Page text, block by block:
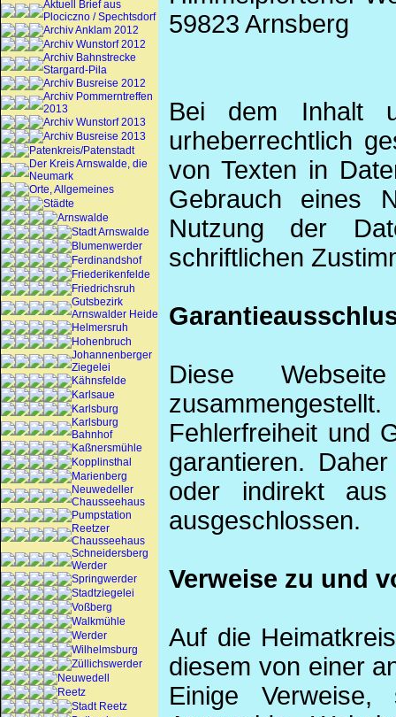
Aktuell Brief aus
Plociczno / Spechtsdorf
Archiv Anklam 2012
Archiv Wunstorf 2012
Archiv Bahnstrecke
Stargard-Pila
Archiv Busreise 2012
Archiv Pommerntreffen
2013
Archiv Wunstorf 2013
Archiv Busreise 2013
Patenkreis/Patenstadt
Der Kreis Arnswalde, die
Neumark
Orte, Allgemeines
Städte
Arnswalde
Stadt Arnswalde
Blumenwerder
Ferdinandshof
Friederikenfelde
Friedrichsruh
Gutsbezirk
Arnswalder Heide
Helmersruh
Hohenbruch
Johannenberger
Ziegelei
Kähnsfelde
Karlsaue
Karlsburg
Karlsburg
Bahnhof
Kaßnersmühle
Kopplinsthal
Marienberg
Neuwedeller
Chausseehaus
Pumpstation
Reetzer
Chausseehaus
Schneidersberg
Werder
Springwerder
Stadtziegelei
Voßberg
Walkmühle
Werder
Wilhelmsburg
Züllichswerder
Neuwedell
Reetz
Stadt Reetz
59823 Arnsberg
Bei dem Inhalt
urheberrechtlich
von Texten in
Gebrauch eines
Nutzung der
schriftlichen
Diese
Fehlerfreiheit und
garantieren.
oder indirekt
ausgeschlossen.
Verweise zu und
Auf die
diesem von einer
Einige